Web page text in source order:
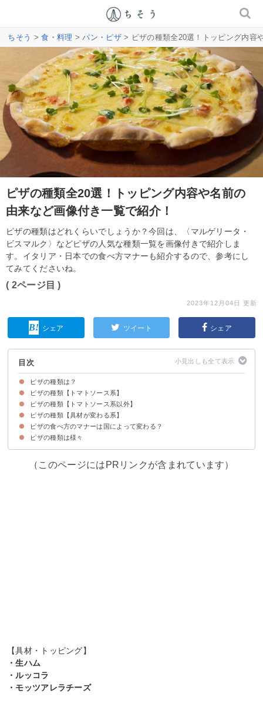
ちそう >食・料理 >パン・ピザ> ピザの種類全20選！トッピング内容
ピザの種類全20選！トッピング内容や名前の
由来など画像付き一覧で紹介！
ピザの種類はどれくらいでしょうか？今回は、〈マルゲリータ・
ビスマルク〉などピザの人気な種類一覧を画像付きで紹介しま
す。イタリア・日本での食べ方マナーも紹介するので、参考にし
てみてくださいね。
( 2ページ目 )
2023年12月04日 更新
シェア ツイート シェア
目次
ピザの種類は？
ピザの種類【トマトソース系】
①マルゲリータ
②マリナーラ
③ペスカトーレ
④オルトラーナ
⑤パルマ
⑥カラブレーぜ
⑦ディアボラ
⑧サルモーネ
⑨ニューヨークピザ
⑩シカゴピザ
ピザの種類【トマトソース系以外】
⑪クアトロ・フォルマッジ
⑫バンビーノ
⑬ビスマルク
⑭ボスカイオーラ
⑮サルディナーラ
⑯ジェノベーゼ
ピザの種類【具材が変わる系】
⑰カプリチョーザ
⑱クアトロスタジオーニ
⑲ビアンカ
⑳カルツォーネ
ピザの食べ方のマナーは国によって変わる？
①イタリアでの食べ方のマナー
②日本での食べ方のマナー
ピザの種類は様々
（このページにはPRリンクが含まれています）
【具材・トッピング】
・生ハム
・ルッコラ
・モッツアレラチーズ